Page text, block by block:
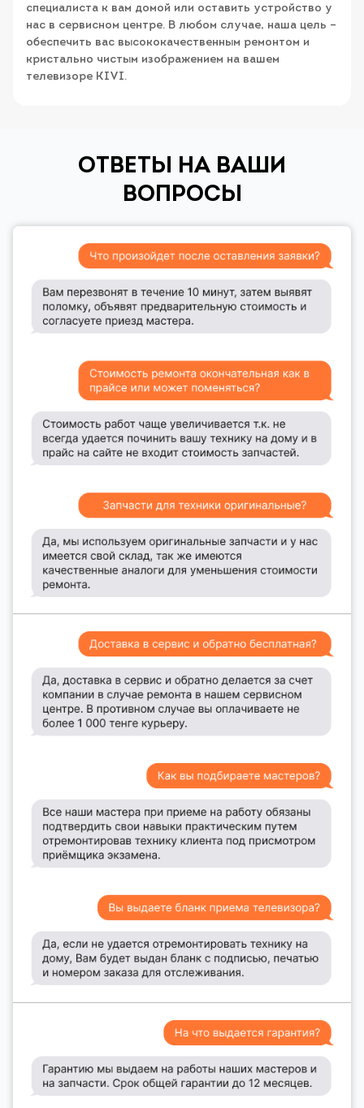
специалиста к вам домой или оставить устройство у
нас в сервисном центре. В любом случае, наша цель –
обеспечить вас высококачественным ремонтом и
кристально чистым изображением на вашем
телевизоре KIVI.
ОТВЕТЫ НА ВАШИ
ВОПРОСЫ